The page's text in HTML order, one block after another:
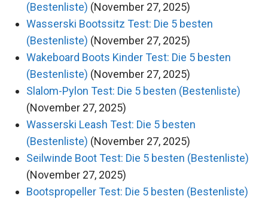
(Bestenliste) (November 27, 2025)
Wasserski Bootssitz Test: Die 5 besten
(Bestenliste) (November 27, 2025)
Wakeboard Boots Kinder Test: Die 5 besten
(Bestenliste) (November 27, 2025)
Slalom-Pylon Test: Die 5 besten (Bestenliste)
(November 27, 2025)
Wasserski Leash Test: Die 5 besten
(Bestenliste) (November 27, 2025)
Seilwinde Boot Test: Die 5 besten (Bestenliste)
(November 27, 2025)
Bootspropeller Test: Die 5 besten (Bestenliste)